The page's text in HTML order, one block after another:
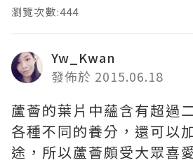
瀏覽次數:444
Yw_Kwan
發佈於 2015.06.18
蘆薈的葉片中蘊含有超過
各種不同的養分，還可以
途，所以蘆薈頗受大眾喜